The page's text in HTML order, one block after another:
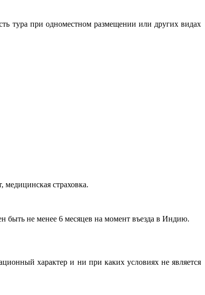
тура при одноместном размещении или других видах
страховка.
быть не менее 6 месяцев на момент въезда в Индию.
характер и ни при каких условиях не является